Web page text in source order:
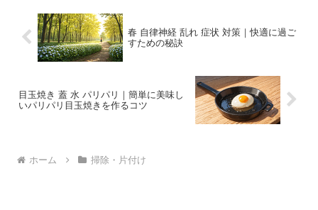
春 自律神経 乱れ 症状 対策｜快適に過ご
すための秘訣
目玉焼き 蓋 水 パリパリ｜簡単に美味し
いパリパリ目玉焼きを作るコツ
ホーム 掃除・片付け